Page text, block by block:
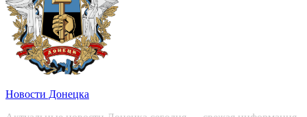
Новости Донецка